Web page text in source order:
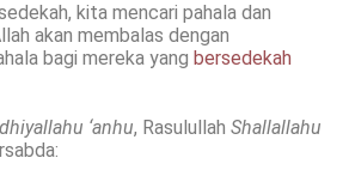
kita mencari pahala dan
akan membalas dengan
bagi mereka yang bersedekah
‘anhu, Rasulullah Shallallahu